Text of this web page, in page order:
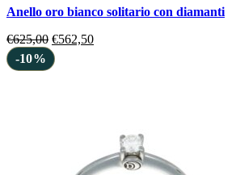
anello oro bianco solitario con diamanti
€625,00 €562,50
-10%